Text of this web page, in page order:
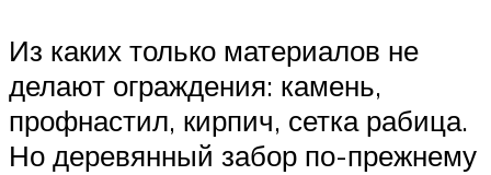
Из каких только материалов не
делают ограждения: камень,
профнастил, кирпич, сетка рабица.
Но деревянный забор по-прежнему